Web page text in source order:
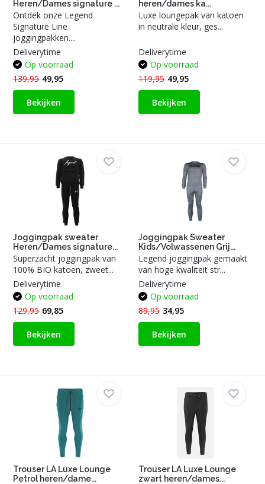
Heren/Dames signature ...
Ontdek onze Legend
Signature Line
joggingpakken....
Deliverytime
Op voorraad
139,95 49,95
Bekijken
heren/dames ka...
Luxe loungepak van katoen
in neutrale kleur, ges...
Deliverytime
Op voorraad
119,95 49,95
Bekijken
Joggingpak sweater
Heren/Dames signature...
Superzacht joggingpak van
100% BIO katoen, zweet...
Deliverytime
Op voorraad
129,95 69,85
Bekijken
Joggingpak Sweater
Kids/Volwassenen Grij...
Legend joggingpak gemaakt
van hoge kwaliteit str...
Deliverytime
Op voorraad
89,95 34,95
Bekijken
Trouser LA Luxe Lounge
Petrol heren/dame...
Trouser LA Luxe Lounge
zwart heren/dames...